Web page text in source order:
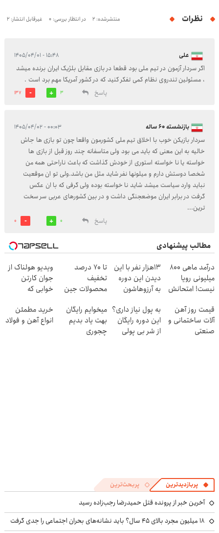
نظرات منتشرشده: 2 در انتظار بررسی: 0 غیرقابل انتشار: 2
علی ۱۵:۴۸ - ۱۴۰۵/۰۴/۰۱
اگر سردار آزمون در تیم ملی بود قطعا در بازی مقابل بلژیک ایران برنده میشد
، مسئولین تندروی نظام کمی تفکر کنید که در کشور آمریکا مهم برد است .
پاسخ
3
137
بازنشسته 60 ساله ۰۰:۰۳ - ۱۴۰۵/۰۴/۰۲
سردار بازیکن خوب با اخلاق تیم ملی کشورمون واقعا چون تو بازی ها جاش
خالیه به این معنی که باید می بود ولی متاسفانه چند روز قبل از بازی ها
خواسته یا نا خواسته استوری از خودش گذاشت که باعث ناراحتی همه من
شخصا دوستش دارم و میلونها نفر شاید مثل من باشد.ولی تو ان موقعیت
نباید وارد سیاست میشد شاید نا خواسته بوده ولی گرفی که با ان عکس
گرفت در برابر ایران موضعجنگی داشت و در بین کشورهای عربی سر سخت
ترین...
پاسخ
0
0
مطالب پیشنهادی
درآمد ماهی 800
میلیونی رویا
نیست! امتحانش
13هزار نفر با این
دیدن این دوره
به آرزوهاشون
رایگان
تا 70 درصد
تخفیف
محصولات جین
4 قسط
ویدیو هولناک از
جوان کارتن
خوابی که
آموزش رایگان
قیمت روز آهن
آلات ساختمانی و
صنعتی
به پول نیاز داری؟
این دوره رایگان
از شر بی پولی
میخوایم رایگان
بهت یاد بدیم
چجوری
خرید مطمئن
انواع آهن و فولاد
پربازدیدترین پربحث‌ترین
آخرین خبر از پرونده قتل حمیدرضا رجب‌زاده رسید
۱۸ میلیون مجرد بالای ۴۵ سال؟ باید نشانه‌های بحران اجتماعی را جدی گرفت